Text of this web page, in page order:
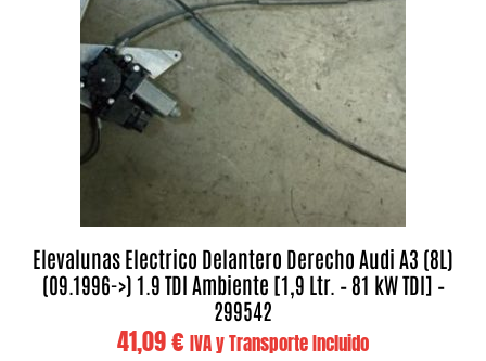
Elevalunas Electrico Delantero Derecho Audi A3 (8L)
(09.1996->) 1.9 TDI Ambiente [1,9 Ltr. – 81 kW TDI] –
299542
41,09€ IVA y Transporte Incluido